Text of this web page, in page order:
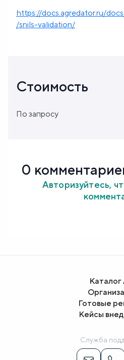
https://docs.agredator.ru/
/snils-validation/
Стоимость
По запросу
0
Авторизуйтесь,
Каталог
Готовые
Кейсы
Служба